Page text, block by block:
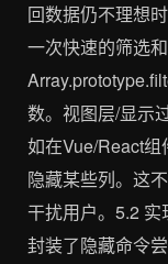
回数据仍不理想
一次快速的筛选
数。视图层/显示
如在Vue/React
隐藏某些列。这
干扰用户。5.2 实
封装了隐藏命令